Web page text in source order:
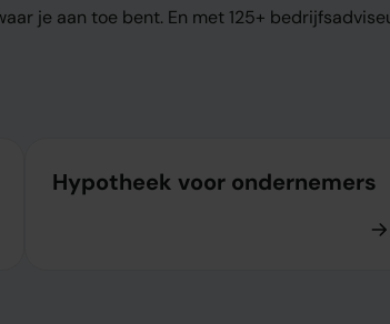
je aan toe bent. En met 125+
Hypotheek voor ondernemers